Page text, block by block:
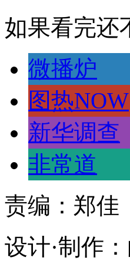
如果看完还
微播炉
图热NOW
新华调查
非常道
责编：郑佳
设计·制作